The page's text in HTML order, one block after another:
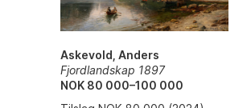
Askevold, Anders
Fjordlandskap 1897
NOK 80 000–100 000